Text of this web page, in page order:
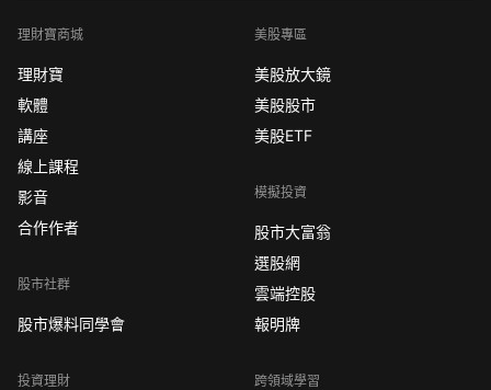
理財寶商城
理財寶
軟體
講座
線上課程
影音
合作作者
股市社群
股市爆料同學會
投資理財
美股專區
美股放大鏡
美股股市
美股ETF
模擬投資
股市大富翁
選股網
雲端控股
報明牌
跨領域學習